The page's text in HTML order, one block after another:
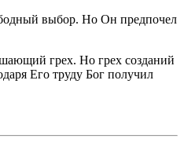
выбор. Но Он предпочел
грех. Но грех созданий
Его труду Бог получил